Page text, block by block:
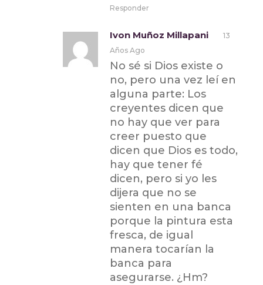
Responder
Ivon Muñoz Millapani
13
Años Ago
No sé si Dios existe o
no, pero una vez leí en
alguna parte: Los
creyentes dicen que
no hay que ver para
creer puesto que
dicen que Dios es todo,
hay que tener fé
dicen, pero si yo les
dijera que no se
sienten en una banca
porque la pintura esta
fresca, de igual
manera tocarían la
banca para
asegurarse. ¿Hm?